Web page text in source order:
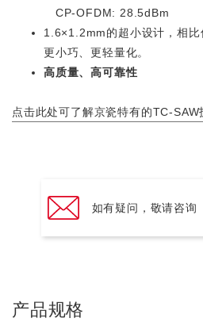
CP-OFDM: 28.5dBm
1.6×1.2mm的超小设计，相比
更小巧、更轻量化。
高质量、高可靠性
点击此处可了解京瓷特有的TC-SAW
如有疑问，敬请咨询
产品规格